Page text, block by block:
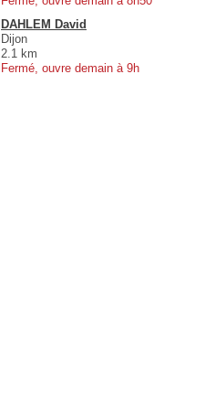
DAHLEM David
Dijon
2.1 km
Fermé, ouvre demain à 9h